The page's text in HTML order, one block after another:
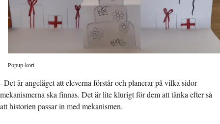
Popup-kort
–Det är angeläget att eleverna förstår och planerar på vilka sidor
mekanismerna ska finnas. Det är lite klurigt för dem att tänka efter så
att historien passar in med mekanismen.